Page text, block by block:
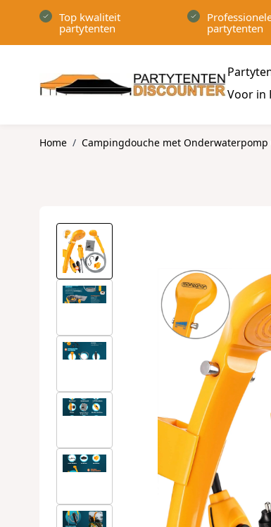
Top kwaliteit
partytenten
partytenten
Voor in
Home / Campingdouche met Onderwaterpomp